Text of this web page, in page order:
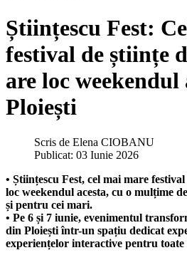
Științescu Fest:
festival de științe
are loc weekendul
Ploiești
Scris de Elena CIOBANU
Publicat: 03 Iunie 2026
• Științescu Fest, cel mai mare
loc weekendul acesta, cu o mulțime
și pentru cei mari.
• Pe 6 și 7 iunie, evenimentul
din Ploiești într-un spațiu dedicat
experiențelor interactive pentru toate